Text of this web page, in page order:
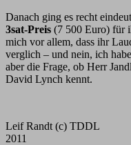
Danach ging es recht
3sat-Preis (7 500 Euro) für
mich vor allem, dass ihr
verglich – und nein, ich
aber die Frage, ob Herr
David Lynch kennt.
Leif Randt (c) TDDL
2011